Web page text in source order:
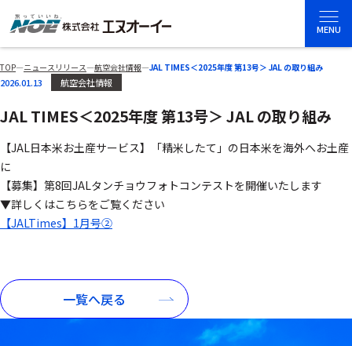
MENU
TOP―ニュースリリース―航空会社情報―JAL TIMES＜2025年度 第13号＞ JAL の取り組み
2026.01.13 航空会社情報
JAL TIMES＜2025年度 第13号＞ JAL の取り組み
【JAL日本米お土産サービス】「精米したて」 の日本米を海外へお土産
に
【募集】第8回JALタンチョウフォトコンテストを開催いたします
▼詳しくはこちらをご覧ください
【JALTimes】1月号②
一覧へ戻る